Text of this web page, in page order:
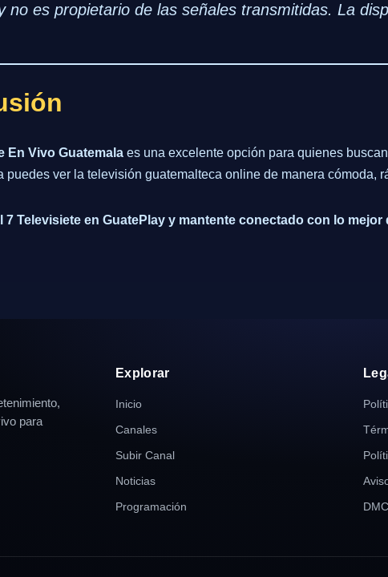
no es propietario de las señales transmitidas. La
En Vivo Guatemala es una excelente opción para quienes
puedes ver la televisión guatemalteca online de manera cómoda,
7 Televisiete en GuatePlay y mantente conectado con lo mejor
para
Explorar
Inicio
Canales
Subir Canal
Noticias
Programación